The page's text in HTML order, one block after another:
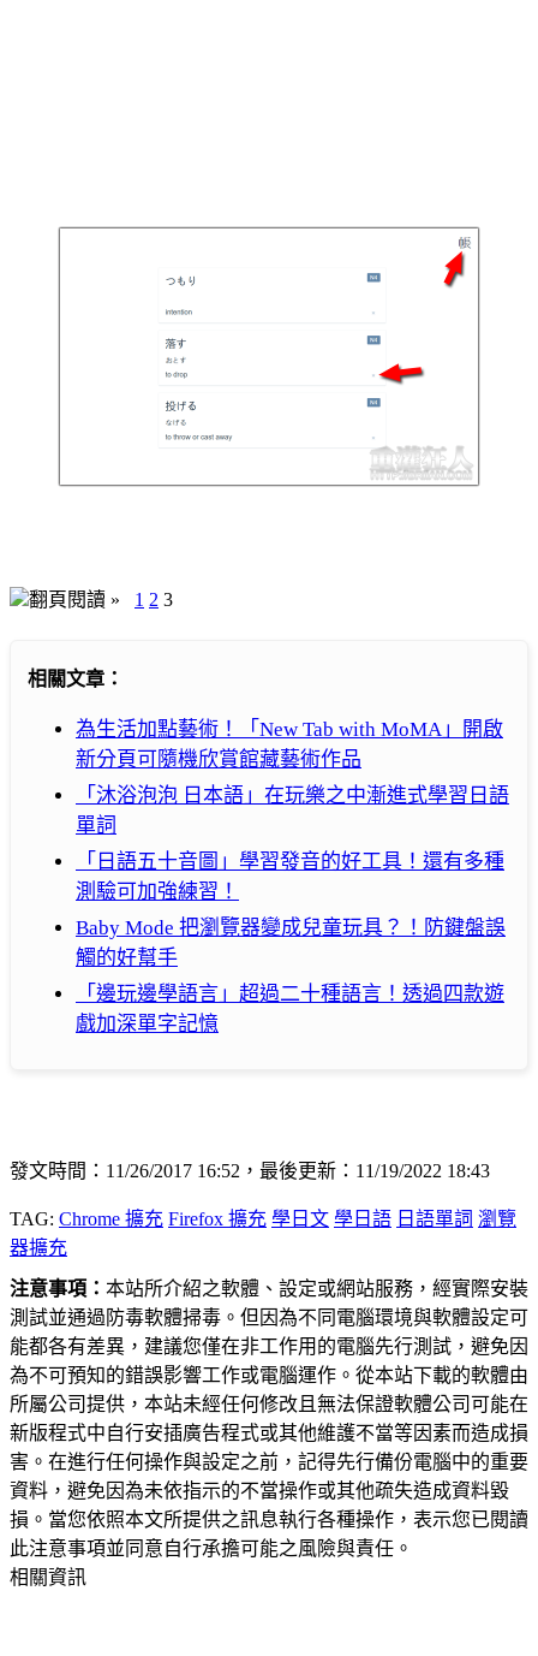
翻頁閱讀 » 1 2 3
相關文章：
為生活加點藝術！「New Tab with MoMA」開啟
新分頁可隨機欣賞館藏藝術作品
「沐浴泡泡 日本語」在玩樂之中漸進式學習日語
單詞
「日語五十音圖」學習發音的好工具！還有多種
測驗可加強練習！
Baby Mode 把瀏覽器變成兒童玩具？！防鍵盤誤
觸的好幫手
「邊玩邊學語言」超過二十種語言！透過四款遊
戲加深單字記憶
發文時間：11/26/2017 16:52，最後更新：11/19/2022 18:43
TAG: Chrome 擴充 Firefox 擴充 學日文 學日語 日語單詞 瀏覽
器擴充
注意事項： 本站所介紹之軟體、設定或網站服務，經實際安裝
測試並通過防毒軟體掃毒。但因為不同電腦環境與軟體設定可
能都各有差異，建議您僅在非工作用的電腦先行測試，避免因
為不可預知的錯誤影響工作或電腦運作。從本站下載的軟體由
所屬公司提供，本站未經任何修改且無法保證軟體公司可能在
新版程式中自行安插廣告程式或其他維護不當等因素而造成損
害。在進行任何操作與設定之前，記得先行備份電腦中的重要
資料，避免因為未依指示的不當操作或其他疏失造成資料毀
損。當您依照本文所提供之訊息執行各種操作，表示您已閱讀
此注意事項並同意自行承擔可能之風險與責任。
相關資訊